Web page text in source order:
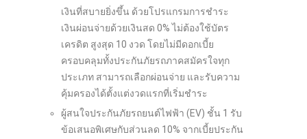
เงินที่สบายยิ่งขึ้น ด้วยโปรแกรมการชำระ
เงินผ่อนจ่ายด้วยเงินสด 0% ไม่ต้องใช้บัตร
เครดิต สูงสุด 10 งวด โดยไม่มีดอกเบี้ย
ครอบคลุมทั้งประกันภัยรถภาคสมัครใจทุก
ประเภท สามารถเลือกผ่อนจ่าย และรับความ
คุ้มครองได้ตั้งแต่งวดแรกที่เริ่มชำระ
ผู้สนใจประกันภัยรถยนต์ไฟฟ้า (EV) ชั้น 1 รับ
ข้อเสนอพิเศษกับส่วนลด 10% จากเบี้ยประกัน